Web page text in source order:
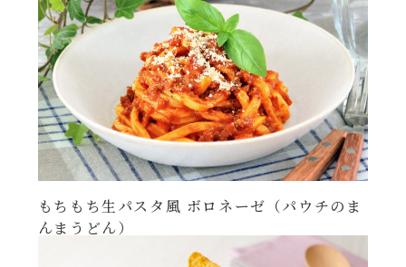
レンジ調理
お子さま
節分
ひなまつり
こどもの日
ハコネーゼ カルボナーラ
ハコネーゼ イカスミ
ハコネーゼ ボンゴレ
ハコネーゼ アラビアータ
ハコネーゼ クリーミーボロネーゼ
もちもち生パスタ風 ボロネーゼ（パウチのま
んまうどん）